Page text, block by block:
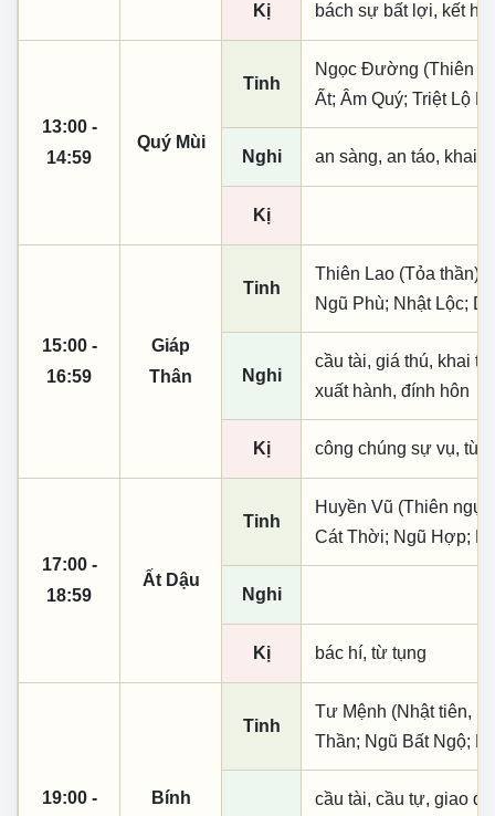
Kị bách sự bất lợi, kết
13:00 -
14:59
Quý Mùi
Tinh
Ngọc Đường (Thiên
Ất; Âm Quý; Triệt Lộ
Nghi an sàng, an táo, khai
Kị
15:00 -
16:59
Giáp
Thân
Tinh
Thiên Lao (Tỏa thần);
Ngũ Phù; Nhật Lộc;
Nghi
cầu tài, giá thú, khai
xuất hành, đính hôn
Kị công chúng sự vụ, từ
17:00 -
18:59
Ất Dậu
Tinh
Huyền Vũ (Thiên
Cát Thời; Ngũ Hợp;
Nghi
Kị bác hí, từ tụng
19:00 -
Bính
Tinh
Tư Mệnh (Nhật tiên,
Thần; Ngũ Bất Ngộ;
cầu tài, cầu tự, giao